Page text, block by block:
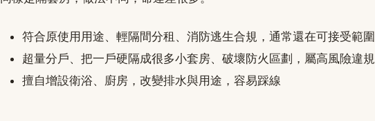
符合原使用用途、輕隔間分租、消防逃生合規，通常還在可接受範圍
超量分戶、把一戶硬隔成很多小套房、破壞防火區劃，屬高風險違規
擅自增設衛浴、廚房，改變排水與用途，容易踩線